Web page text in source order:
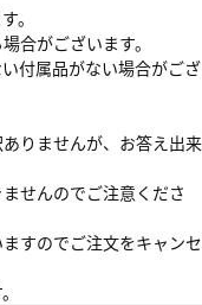
。
合がございます。
付属品がない場合がござ
りませんが、お答え出来
せんのでご注意くださ
すのでご注文をキャンセ